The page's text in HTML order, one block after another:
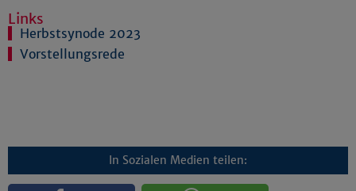
Links
Herbstsynode 2023
Vorstellungsrede
In Sozialen Medien teilen: